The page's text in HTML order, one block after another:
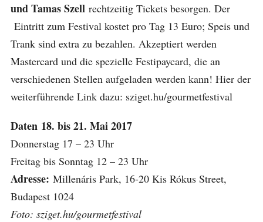
und Tamas Szellrechtzeitig Tickets besorgen. Der
Eintritt zum Festival kostet pro Tag 13 Euro; Speis und
Trank sind extra zu bezahlen. Akzeptiert werden
Mastercard und die spezielle Festipaycard, die an
verschiedenen Stellen aufgeladen werden kann! Hier der
weiterführende Link dazu: sziget.hu/gourmetfestival
Daten 18. bis 21. Mai 2017
Donnerstag 17 – 23 Uhr
Freitag bis Sonntag 12 – 23 Uhr
Adresse: Millenáris Park, 16-20 Kis Rókus Street,
Budapest 1024
Foto: sziget.hu/gourmetfestival